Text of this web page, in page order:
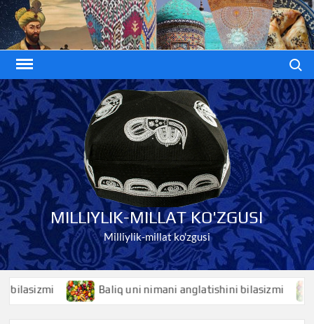
Skip
to
content
MILLIYLIK-MILLAT KO'ZGUSI
Milliylik-millat ko'zgusi
Baliq uni nimani anglatishini bilasizmi